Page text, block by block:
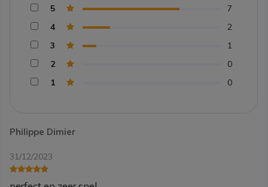
Philippe Dimier
31/12/2023
5
7
4
2
3
1
2
0
1
0